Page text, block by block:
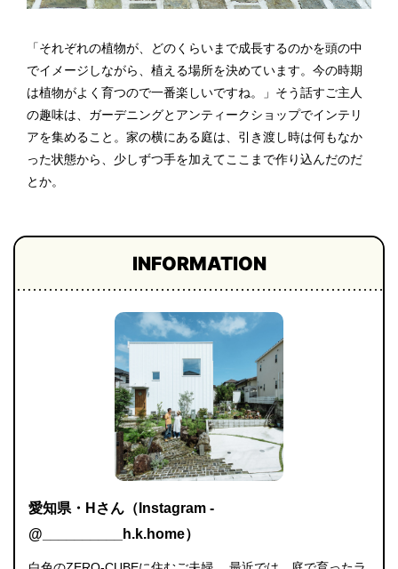
「それぞれの植物が、どのくらいまで成長するのかを頭の中
でイメージしながら、植える場所を決めています。今の時期
は植物がよく育つので一番楽しいですね。」そう話すご主人
の趣味は、ガーデニングとアンティークショップでインテリ
アを集めること。家の横にある庭は、引き渡し時は何もなか
った状態から、少しずつ手を加えてここまで作り込んだのだ
とか。
INFORMATION
愛知県・Hさん（Instagram -
@__________h.k.home）